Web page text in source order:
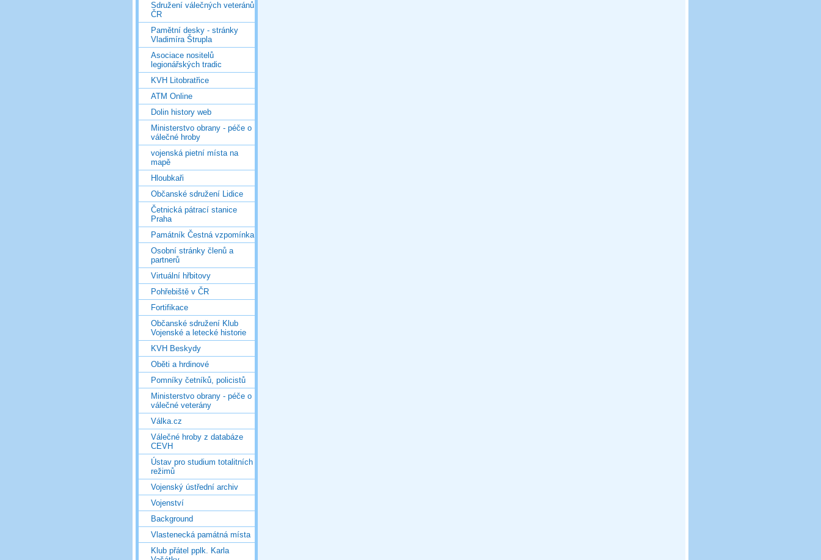
Sdružení válečných veteránů
ČR
Pamětní desky - stránky
Vladimíra Štrupla
Asociace nositelů
legionářských tradic
KVH Litobratřice
ATM Online
Dolin history web
Ministerstvo obrany - péče o
válečné hroby
vojenská pietní místa na
mapě
Hloubkaři
Občanské sdružení Lidice
Četnická pátrací stanice
Praha
Památník Čestná vzpomínka
Osobní stránky členů a
partnerů
Virtuální hřbitovy
Pohřebiště v ČR
Fortifikace
Občanské sdružení Klub
Vojenské a letecké historie
KVH Beskydy
Oběti a hrdinové
Pomníky četníků, policistů
Ministerstvo obrany - péče o
válečné veterány
Válka.cz
Válečné hroby z databáze
CEVH
Ústav pro studium totalitních
režimů
Vojenský ústřední archiv
Vojenství
Background
Vlastenecká památná místa
Klub přátel pplk. Karla